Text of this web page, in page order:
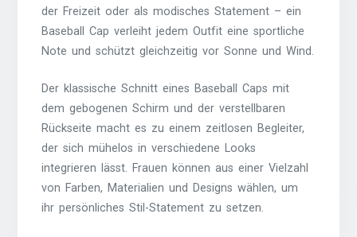
der Freizeit oder als modisches Statement – ein
Baseball Cap verleiht jedem Outfit eine sportliche
Note und schützt gleichzeitig vor Sonne und Wind.
Der klassische Schnitt eines Baseball Caps mit
dem gebogenen Schirm und der verstellbaren
Rückseite macht es zu einem zeitlosen Begleiter,
der sich mühelos in verschiedene Looks
integrieren lässt. Frauen können aus einer Vielzahl
von Farben, Materialien und Designs wählen, um
ihr persönliches Stil-Statement zu setzen.